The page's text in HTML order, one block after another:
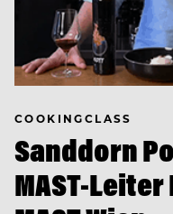
COOKINGCLASS
Sanddorn
MAST-